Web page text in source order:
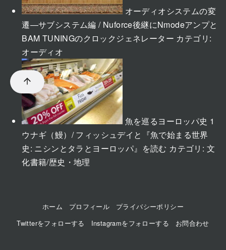
オーディオシステムの変
遷―サブシステム編 / Nuforce後継にNmodeアンプと
BAM TUNINGのクロックジェネレーター カテゴリ:
オーディオ
魚を巡るヨーロッパ史 1
ウナギ（鰻）/ フィッシュデイと『魚で始まる世界
史: ニシンとタラとヨーロッパ』を読む カテゴリ: 文
化書籍/歴史・地理
ホーム プロフィール
プライバシーポリシー
Twitterをフォローする
Instagramをフォローする お問合わせ